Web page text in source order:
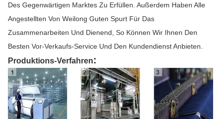
Des Gegenwärtigen Marktes Zu Erfüllen. Außerdem Haben Alle
Angestellten Von Weilong Guten Spurt Für Das
Zusammenarbeiten Und Dienend, So Können Wir Ihnen Den
Besten Vor-Verkaufs-Service Und Den Kundendienst Anbieten.
Produktions-Verfahren: